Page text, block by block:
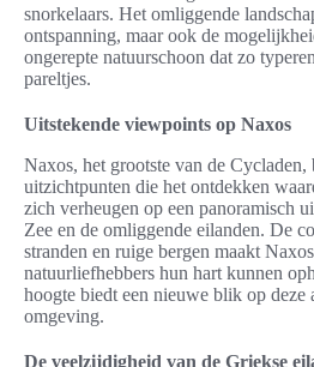
snorkelaars. Het omliggende
ontspanning, maar ook de
ongerepte natuurschoon dat zo
pareltjes.
Uitstekende viewpoints op Naxos
Naxos, het grootste van de Cycladen,
uitzichtpunten die het ontdekken
zich verheugen op een panoramisch
Zee en de omliggende eilanden. De
stranden en ruige bergen maakt
natuurliefhebbers hun hart kunnen
hoogte biedt een nieuwe blik op deze
omgeving.
De veelzijdigheid van de Griekse